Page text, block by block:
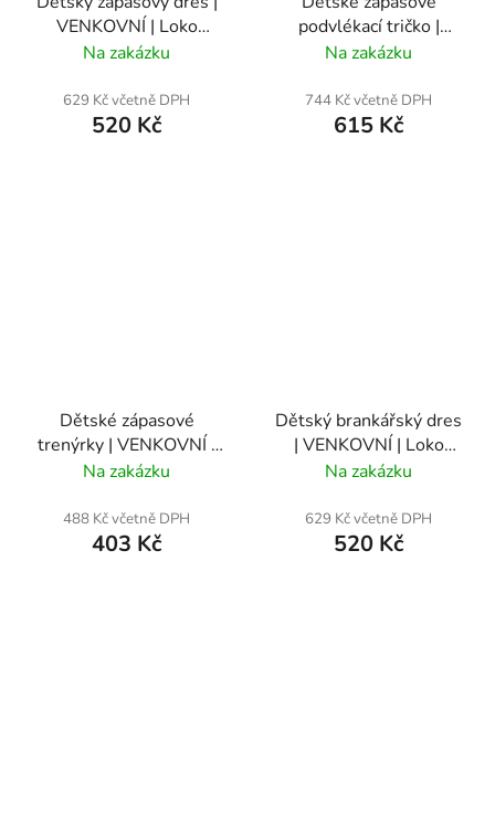
VENKOVNÍ | Loko
Vltavín
Na zakázku
629 Kč včetně DPH
520 Kč
podvlékací tričko |
VENKOVNÍ | Loko
Na zakázku
744 Kč včetně DPH
615 Kč
Dětské zápasové
trenýrky | VENKOVNÍ |
Loko Vltavín
Na zakázku
488 Kč včetně DPH
403 Kč
Dětský brankářský dres
| VENKOVNÍ | Loko
Vltavín
Na zakázku
629 Kč včetně DPH
520 Kč